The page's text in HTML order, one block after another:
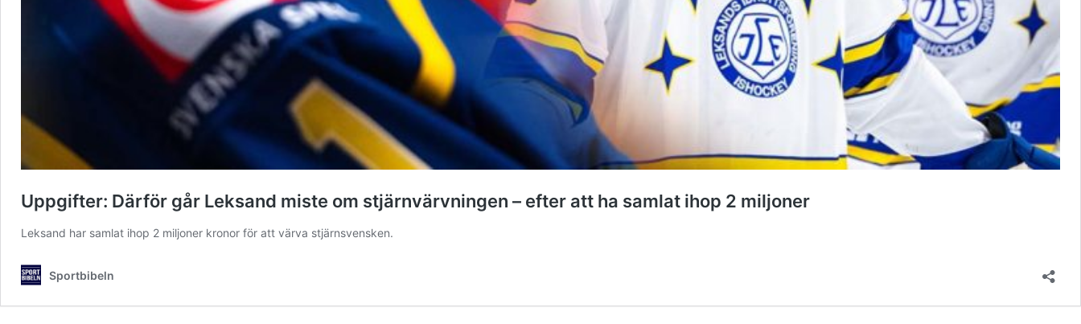
Uppgifter: Därför går Leksand miste om stjärnvärvningen – efter att ha samlat ihop 2 miljoner
Leksand har samlat ihop 2 miljoner kronor för att värva stjärnsvensken.
Sportbibeln